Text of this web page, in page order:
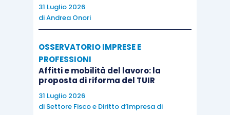
31 Luglio 2026
diAndrea Onori
OSSERVATORIO IMPRESE E
PROFESSIONI
Affitti e mobilità del lavoro: la
proposta di riforma del TUIR
31 Luglio 2026
di Settore Fisco e Diritto d’Impresa di